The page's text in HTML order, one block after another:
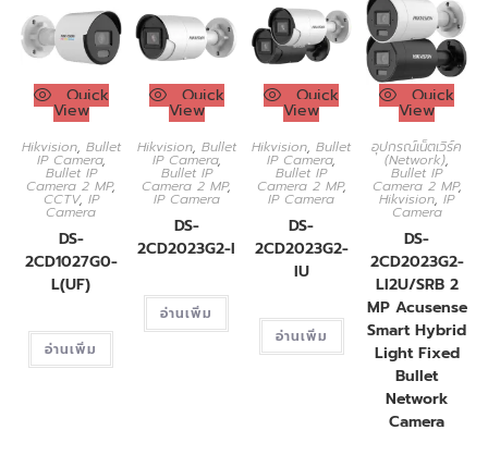
Quick
View
Hikvision, Bullet
IP Camera,
Bullet IP
Camera 2 MP,
CCTV, IP
Camera
DS-
2CD1027G0-
L(UF)
อ่านเพิ่ม
Quick
View
Hikvision, Bullet
IP Camera,
Bullet IP
Camera 2 MP,
IP Camera
DS-
2CD2023G2-I
อ่านเพิ่ม
Quick
View
Hikvision,Bullet
IP Camera,
Bullet IP
Camera 2 MP,
IP Camera
DS-
2CD2023G2-
IU
อ่านเพิ่ม
Quick
View
อุปกรณ์เน็ตเวิร์ค
(Network),
Bullet IP
Camera 2 MP,
Hikvision,IP
Camera
DS-
2CD2023G2-
LI2U/SRB 2
MP Acusense
Smart Hybrid
Light Fixed
Bullet
Network
Camera